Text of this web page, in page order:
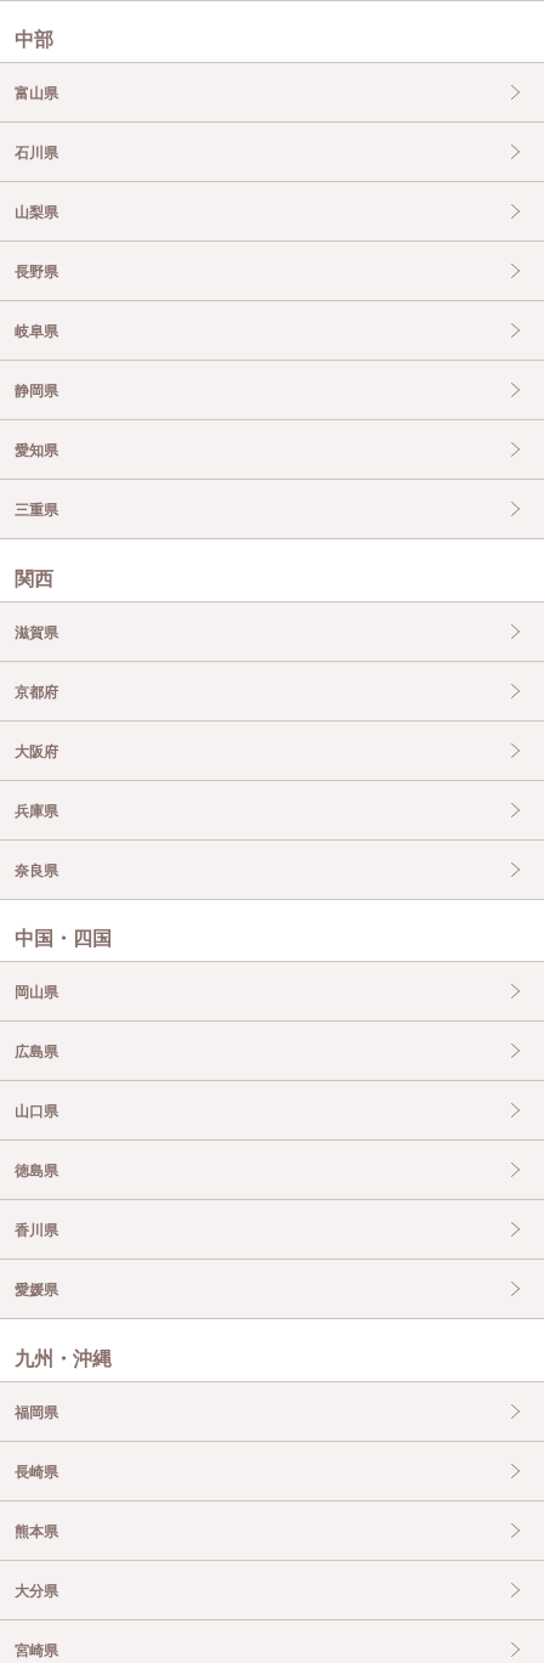
中部
富山県
石川県
山梨県
長野県
岐阜県
静岡県
愛知県
三重県
関西
滋賀県
京都府
大阪府
兵庫県
奈良県
中国・四国
岡山県
広島県
山口県
徳島県
香川県
愛媛県
九州・沖縄
福岡県
長崎県
熊本県
大分県
宮崎県